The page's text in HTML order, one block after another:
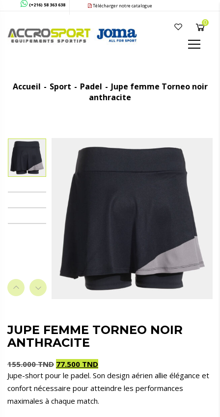
(+216) 58 363 638 Télécharger notre catalogue
0
Accueil Sport Padel
Jupe femme Torneo noir
anthracite
JUPE FEMME TORNEO NOIR
ANTHRACITE
155.000TND
Le
prix
initial
77.500 TND
Le
prix
actuel
Jupe-short pour le padel. Son design aérien allie élégance et
confort nécessaire pour atteindre les performances
maximales à chaque match.